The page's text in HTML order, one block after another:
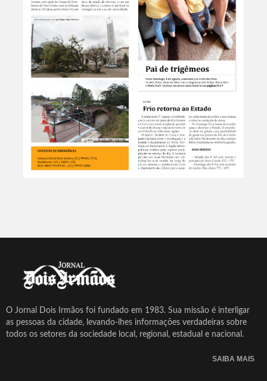
O Jornal Dois Irmãos foi fundado em 1983. Sua missão é interligar
as pessoas da cidade, levando-lhes informações verdadeiras sobre
todos os setores da sociedade local, regional, estadual e nacional.
SAIBA MAIS